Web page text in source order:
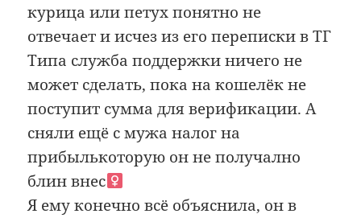
курица или петух понятно не
отвечает и исчез из его переписки в ТГ
Типа служба поддержки ничего не
может сделать, пока на кошелёк не
поступит сумма для верификации. А
сняли ещё с мужа налог на
прибылькоторую он не получално
блин внес
Я ему конечно всё объяснила, он в